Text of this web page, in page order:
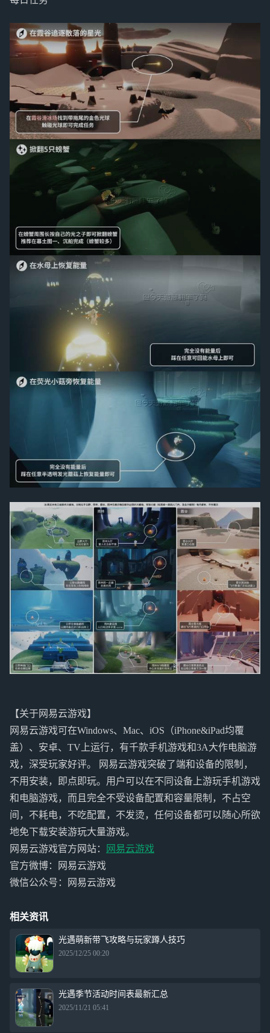
【关于网易云游戏】
网易云游戏可在Windows、Mac、iOS（iPhone&iPad均覆
盖）、安卓、TV上运行，有千款手机游戏和3A大作电脑游
戏，深受玩家好评。 网易云游戏突破了端和设备的限制，
不用安装，即点即玩。用户可以在不同设备上游玩手机游戏
和电脑游戏，而且完全不受设备配置和容量限制，不占空
间，不耗电，不吃配置，不发烫，任何设备都可以随心所欲
地免下载安装游玩大量游戏。
网易云游戏官方网站：
网易云游戏
官方微博：网易云游戏
微信公众号：网易云游戏
相关资讯
光遇萌新带飞攻略与玩家蹲人技巧
2025/12/25 00:20
光遇季节活动时间表最新汇总
2025/11/21 05:41